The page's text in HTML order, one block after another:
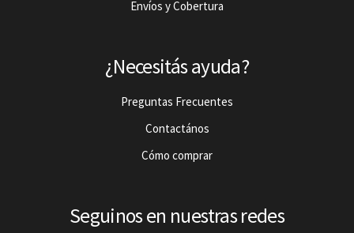
Envíos y Cobertura
¿Necesitás ayuda?
Preguntas Frecuentes
Contactános
Cómo comprar
Seguinos en nuestras redes